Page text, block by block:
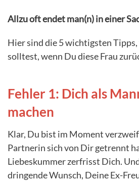
Allzu oft endet man(n) in einer
Hier sind die 5 wichtigsten
solltest, wenn Du diese Frau
Fehler 1: Dich als
machen
Klar, Du bist im Moment
Partnerin sich von Dir getrennt
Liebeskummer zerfrisst Dich.
dringende Wunsch, Deine Ex-